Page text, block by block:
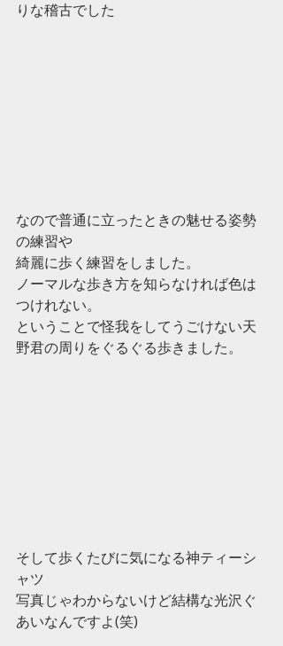
りな稽古でした
なので普通に立ったときの魅せる姿勢
の練習や
綺麗に歩く練習をしました。
ノーマルな歩き方を知らなければ色は
つけれない。
ということで怪我をしてうごけない天
野君の周りをぐるぐる歩きました。
そして歩くたびに気になる神ティーシ
ャツ
写真じゃわからないけど結構な光沢ぐ
あいなんですよ(笑)